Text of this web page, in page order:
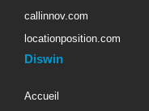
callinnov.com
locationposition.com
Diswin
Accueil